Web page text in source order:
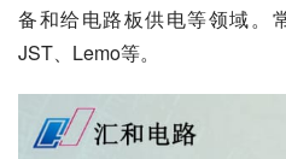
备和给电路板供电等领域。
JST、Lemo等。